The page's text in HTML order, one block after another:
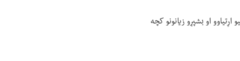
او بشپړو زیانونو کچه